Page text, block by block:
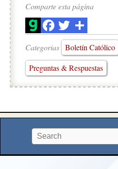
Comparte esta página
Categorias Boletín Católico
Preguntas & Respuestas